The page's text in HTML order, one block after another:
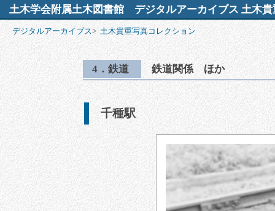
土木学会附属土木図書館 デジタルアーカイブス 土木貴
デジタルアーカイブス> 土木貴重写真コレクション
4．鉄道 鉄道関係 ほか
千種駅